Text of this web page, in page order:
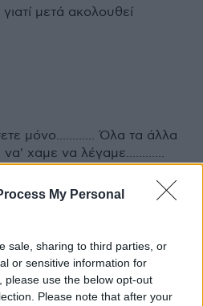
My Personal
sale, sharing to third parties, or
or sensitive information for
please use the below opt-out
Please note that after your
μετά ακολουθεί
μόνο............ Όλα τα άλλα
να' χαμε να λέγαμε............
ούτε από γυναίκες
τους κ κρυφτήκαν οι